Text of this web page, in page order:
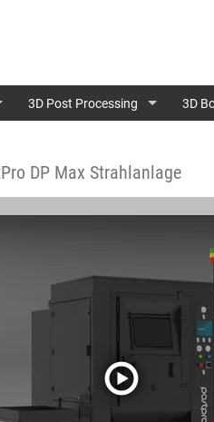
3D Post Processing 3D
DP Max Strahlanlage